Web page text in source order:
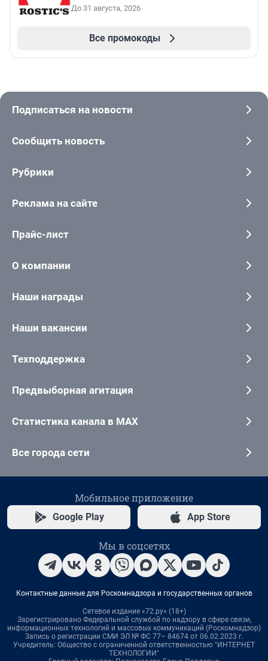
До 31 августа, 2026
Все промокоды
Подписаться на новости
Сообщить новость
Рубрики
Реклама на сайте
Прайс-лист
О компании
Наши награды
Наши вакансии
Техподдержка
Предвыборная агитация
Статистика канала в MAX
Все города сети
Мобильное приложение
Google Play App Store
Мы в соцсетях
Контактные данные для Роскомнадзора и государственных органов
Сетевое издание «72.ру» (18+)
Зарегистрировано Федеральной службой по надзору в сфере связи,
информационных технологий и массовых коммуникаций (Роскомнадзор)
Запись о регистрации СМИ ЭЛ № ФС 77– 84674 от 06.02.2023 г.
Учредитель: Общество с ограниченной ответственностью "ИНТЕРНЕТ
ТЕХНОЛОГИИ"